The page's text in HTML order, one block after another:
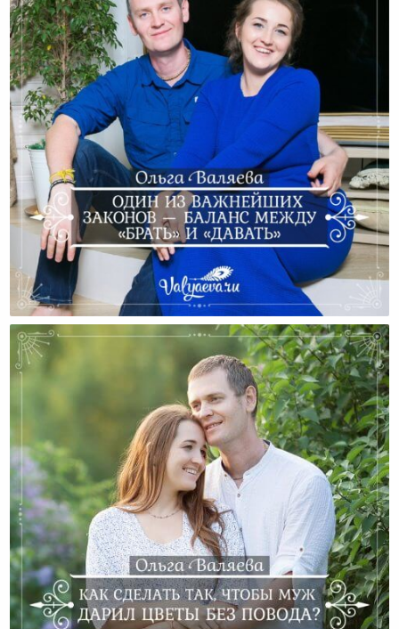
Один Из Важнейших Законов — Баланс Между
«Брать» И «Давать»